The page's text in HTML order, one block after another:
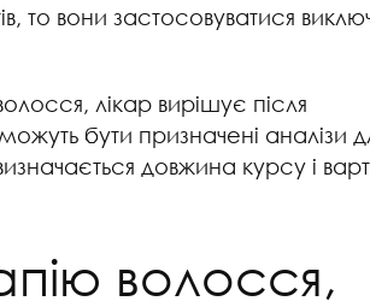
то вони застосовуватися
лікар вирішує після
бути призначені аналізи
довжина курсу і
волосся,